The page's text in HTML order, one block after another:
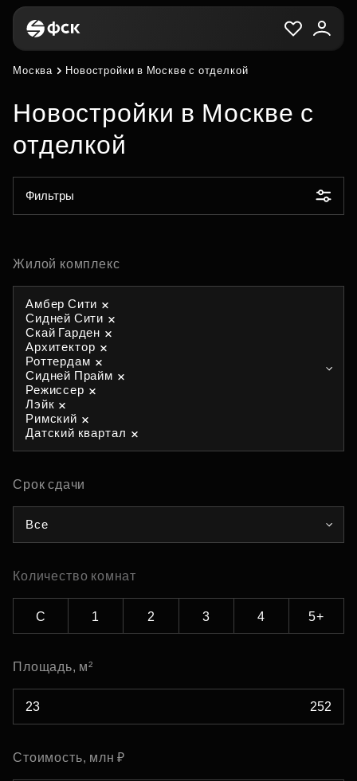
Москва Новостройки в Москве с отделкой
Новостройки в Москве с
отделкой
Фильтры
Жилой комплекс
Амбер Сити
Сидней Сити
Скай Гарден
Архитектор
Роттердам
Сидней Прайм
Режиссер
Лэйк
Римский
Датский квартал
Срок сдачи
Все
Количество комнат
С 1 2 3 4 5+
Площадь, м²
Стоимость, млн ₽